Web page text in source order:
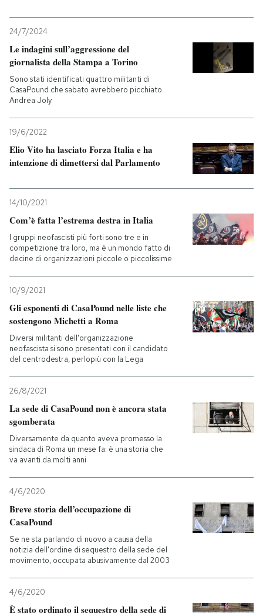
24/7/2024
Le indagini sull’aggressione del
giornalista della Stampa a Torino
Sono stati identificati quattro militanti di
CasaPound che sabato avrebbero picchiato
Andrea Joly
19/6/2022
Elio Vito ha lasciato Forza Italia e ha
intenzione di dimettersi dal Parlamento
14/10/2021
Com’è fatta l’estrema destra in Italia
I gruppi neofascisti più forti sono tre e in
competizione tra loro, ma è un mondo fatto di
decine di organizzazioni piccole o piccolissime
10/9/2021
Gli esponenti di CasaPound nelle liste che
sostengono Michetti a Roma
Diversi militanti dell'organizzazione
neofascista si sono presentati con il candidato
del centrodestra, perlopiù con la Lega
26/8/2021
La sede di CasaPound non è ancora stata
sgomberata
Diversamente da quanto aveva promesso la
sindaca di Roma un mese fa: è una storia che
va avanti da molti anni
4/6/2020
Breve storia dell’occupazione di
CasaPound
Se ne sta parlando di nuovo a causa della
notizia dell'ordine di sequestro della sede del
movimento, occupata abusivamente dal 2003
4/6/2020
È stato ordinato il sequestro della sede di